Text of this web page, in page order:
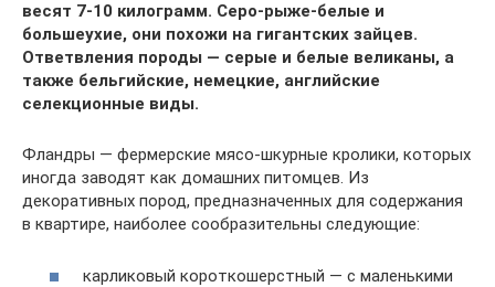
весят 7-10 килограмм. Серо-рыже-белые и
большеухие, они похожи на гигантских зайцев.
Ответвления породы — серые и белые великаны, а
также бельгийские, немецкие, английские
селекционные виды.
Фландры — фермерские мясо-шкурные кролики, которых
иногда заводят как домашних питомцев. Из
декоративных пород, предназначенных для содержания
в квартире, наиболее сообразительны следующие:
карликовый короткошерстный — с маленькими